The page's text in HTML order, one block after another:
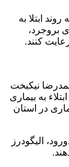
ابتلا به
بروجرد،
کنند.
نیکبخت
به بیماری
در استان
الیگودرز